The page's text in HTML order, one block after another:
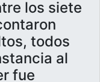
los siete
todos
al
fue